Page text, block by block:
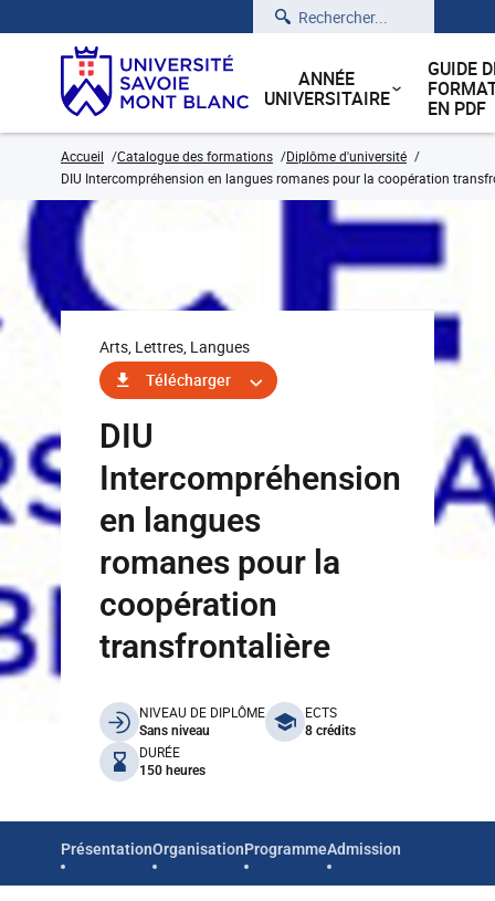
Rechercher
ANNÉE
UNIVERSITAIRE
GUIDE
EN PDF
Accueil Catalogue des formations
Diplôme d'université
DIU Intercompréhension en langues romanes pour la coopération
Arts, Lettres, Langues
Télécharger
DIU
Intercompréhension
en langues
romanes pour la
coopération
transfrontalière
benefits
NIVEAU DE DIPLÔME
Sans niveau
ECTS
8 crédits
DURÉE
150 heures
PrésentationOrganisationProgrammeAdmission